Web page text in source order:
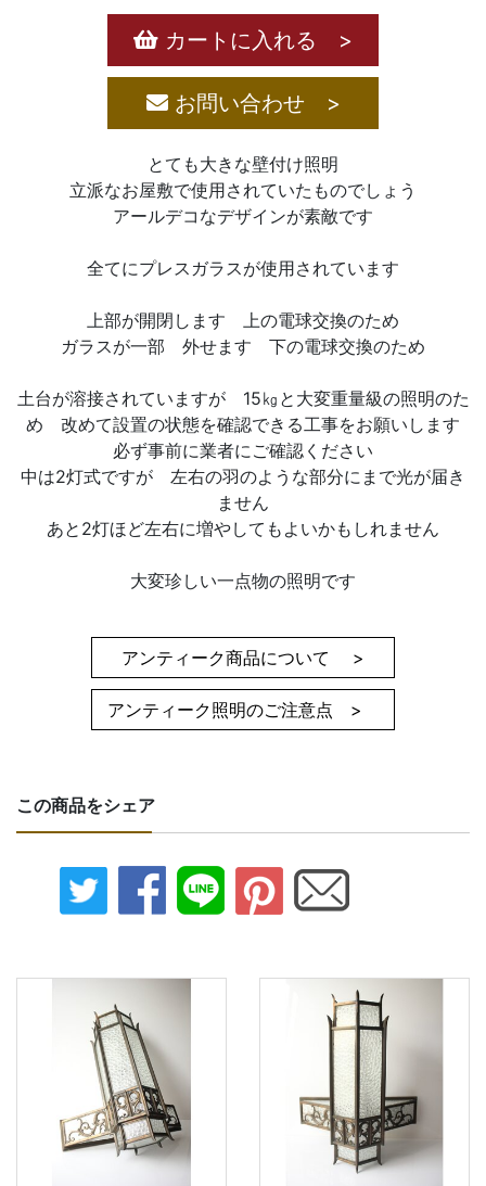
カートに入れる >
お問い合わせ >
とても大きな壁付け照明
立派なお屋敷で使用されていたものでしょう
アールデコなデザインが素敵です
全てにプレスガラスが使用されています
上部が開閉します 上の電球交換のため
ガラスが一部 外せます 下の電球交換のため
土台が溶接されていますが 15㎏と大変重量級の照明のた
め 改めて設置の状態を確認できる工事をお願いします
必ず事前に業者にご確認ください
中は2灯式ですが 左右の羽のような部分にまで光が届き
ません
あと2灯ほど左右に増やしてもよいかもしれません
大変珍しい一点物の照明です
アンティーク商品について >
アンティーク照明のご注意点 >
この商品をシェア